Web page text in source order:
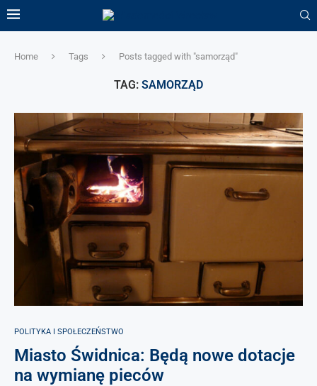
Home Tags Posts tagged with "samorząd"
TAG: SAMORZĄD
POLITYKA I SPOŁECZEŃSTWO
Miasto Świdnica: Będą nowe dotacje
na wymianę pieców